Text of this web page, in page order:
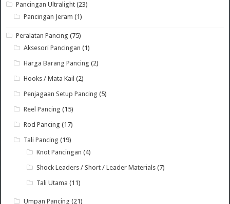
Pancingan Ultralight (23)
Pancingan Jeram (1)
Peralatan Pancing (75)
Aksesori Pancingan (1)
Harga Barang Pancing (2)
Hooks / Mata Kail (2)
Penjagaan Setup Pancing (5)
Reel Pancing (15)
Rod Pancing (17)
Tali Pancing (19)
Knot Pancingan (4)
Shock Leaders / Short / Leader Materials (7)
Tali Utama (11)
Umpan Pancing (21)